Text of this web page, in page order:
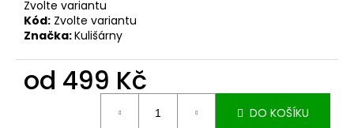
Zvolte variantu
Kód: Zvolte variantu
Značka:Kulišárny
od 499 Kč
DO KOŠÍKU
DÁMSKÉ
SILK
BLACK